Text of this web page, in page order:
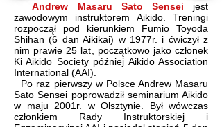
Andrew Masaru Sato Sensei
jest
zawodowym instruktorem Aikido. Treningi
rozpoczął pod kierunkiem Fumio Toyoda
Shihan (6 dan Aikikai) w 1977r. i ćwiczył z
nim prawie 25 lat, początkowo jako członek
Ki Aikido Society później Aikido Association
International (AAI).
Po raz pierwszy w Polsce Andrew Masaru
Sato Sensei poprowadził seminarium Aikido
w maju 2001r. w Olsztynie. Był wówczas
członkiem Rady Instruktorskiej i